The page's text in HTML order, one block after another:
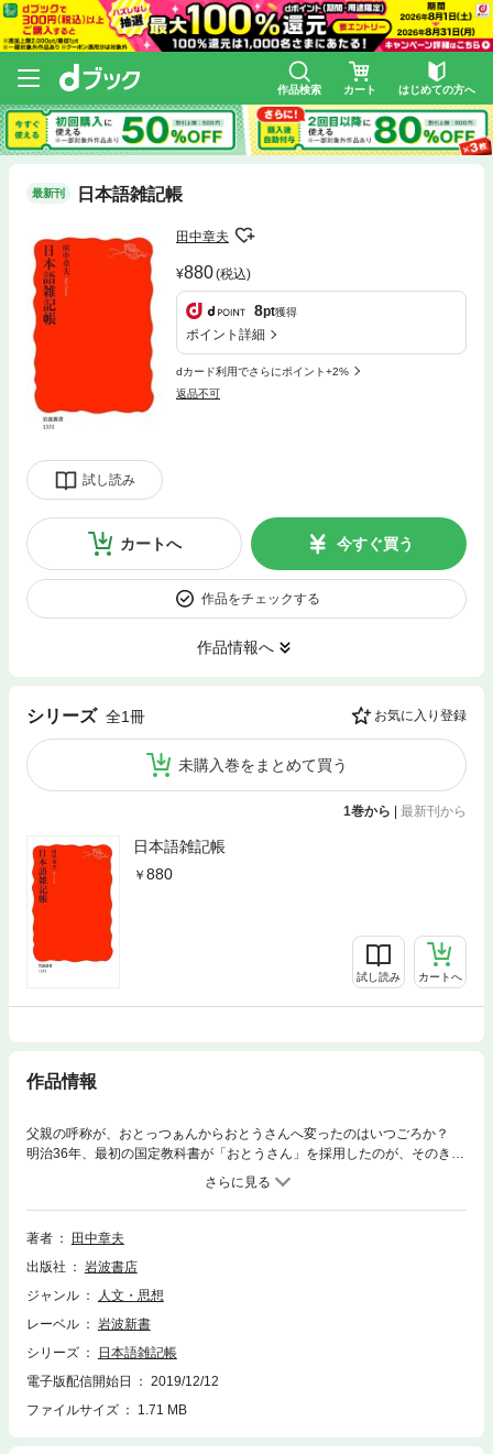
作品検索 カート はじめての方へ
最新刊 日本語雑記帳
試し読み
田中章夫
880(税込)
8pt獲得
ポイント詳細
dカード利用でさらにポイント+2%
返品不可
カートへ 今すぐ買う
作品をチェックする
作品情報へ
シリーズ 全1冊 お気に入り登録
未購入巻をまとめて買う
1巻から 最新刊から
日本語雑記帳
880
試し読み カートへ
作品情報
父親の呼称が、おとっつぁんからおとうさんへ変ったのはいつごろか？
明治36年、最初の国定教科書が「おとうさん」を採用したのが、そのきっ
かけだった。しあさって・やのあさって等地域によって意味が異なる言
葉、多彩な方言、遷り変る敬語、呼びかけのコトバ、昭和の言葉など、さ
まざまな話題を取り上げるヨモヤマ話集。
著者
田中章夫
出版社
岩波書店
ジャンル
人文・思想
レーベル
岩波新書
シリーズ
日本語雑記帳
電子版配信開始日
2019/12/12
ファイルサイズ
1.71 MB